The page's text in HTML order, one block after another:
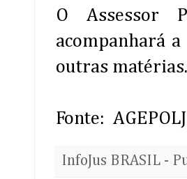
O Assessor
acompanhará
outras matérias.
Fonte:
InfoJus BRASIL -